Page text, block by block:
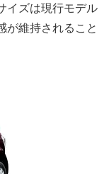
イズは現行モデル
が維持されること